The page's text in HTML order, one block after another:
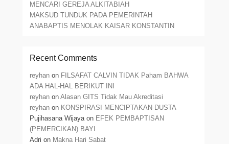
MENCARI GEREJA ALKITABIAH
MAKSUD TUNDUK PADA PEMERINTAH
ANABAPTIS MENOLAK KAISAR KONSTANTIN
Recent Comments
reyhan on FILSAFAT CALVIN TIDAK Paham BAHWA
ADA HAL-HAL BERIKUT INI
reyhan onAlasan GITS Tidak Mau Akreditasi
reyhan on KONSPIRASI MENCIPTAKAN DUSTA
Pujihasana Wijayaon EFEK PEMBAPTISAN
(PEMERCIKAN) BAYI
Adri on Makna Hari Sabat